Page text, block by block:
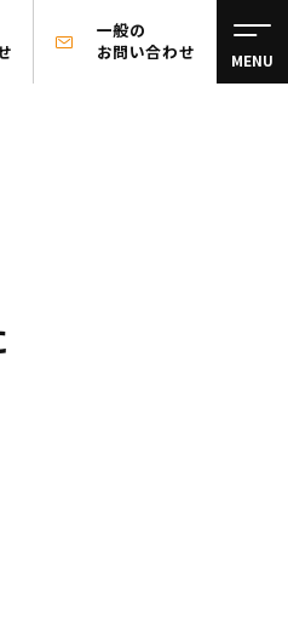
一般の
お問い合わせ
MENU